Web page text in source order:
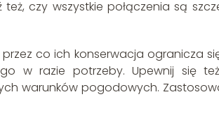
czy wszystkie połączenia są
przez co ich konserwacja ogranicza
w razie potrzeby. Upewnij się
warunków pogodowych.